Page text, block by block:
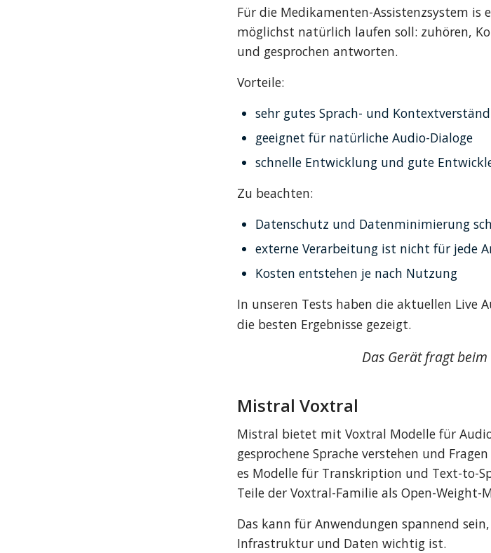
Für die Medikamenten-Assistenzsystem
möglichst natürlich laufen soll: zuhören,
und gesprochen antworten.
Vorteile:
sehr gutes Sprach- und
geeignet für natürliche Audio-Dialoge
schnelle Entwicklung und gute
Zu beachten:
Datenschutz und Datenminimierung
externe Verarbeitung ist nicht für jede
Kosten entstehen je nach Nutzung
In unseren Tests haben die aktuellen Live
die besten Ergebnisse gezeigt.
Das Gerät fragt
Mistral Voxtral
Mistral bietet mit Voxtral Modelle für
gesprochene Sprache verstehen und
es Modelle für Transkription und Text-to-
Teile der Voxtral-Familie als Open-Weight-
Das kann für Anwendungen spannend
Infrastruktur und Daten wichtig ist.